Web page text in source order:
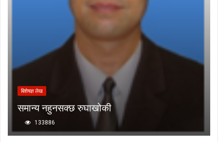
बिशेषज्ञ लेख
समान्य नहुनसक्छ रुघाखोकी
133886